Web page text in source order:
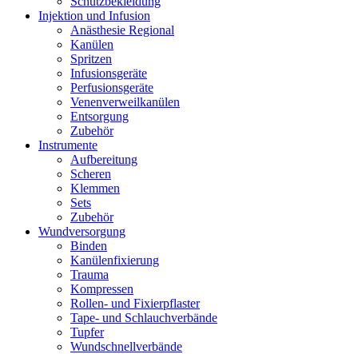
Injektion und Infusion
Anästhesie Regional
Kanülen
Spritzen
Infusionsgeräte
Perfusionsgeräte
Venenverweilkanülen
Entsorgung
Zubehör
Instrumente
Aufbereitung
Scheren
Klemmen
Sets
Zubehör
Wundversorgung
Binden
Kanülenfixierung
Trauma
Kompressen
Rollen- und Fixierpflaster
Tape- und Schlauchverbände
Tupfer
Wundschnellverbände